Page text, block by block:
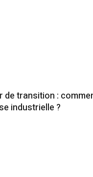
de transition :
industrielle ?